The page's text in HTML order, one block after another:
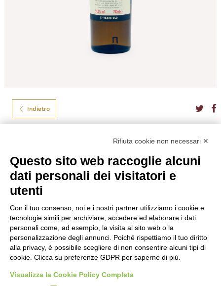
Indietro
Port Ellen
PORT ELLEN 37 YEARS OLD 17 RELEASE
CL.70
Tipo
Whisky Islay
Formato
Produttore
Port Ellen
Gradazione
51,00%
€3.477,00
Rifiuta cookie non necessari ✕
Questo sito web raccoglie alcuni
dati personali dei visitatori e
utenti
Con il tuo consenso, noi e i nostri partner utilizziamo i cookie e
tecnologie simili per archiviare, accedere ed elaborare i dati
personali come, ad esempio, la visita al sito web o la
personalizzazione degli annunci. Poiché rispettiamo il tuo diritto
alla privacy, è possibile scegliere di non consentire alcuni tipi di
cookie. Clicca su preferenze GDPR per saperne di più.
Visualizza la Cookie Policy Completa